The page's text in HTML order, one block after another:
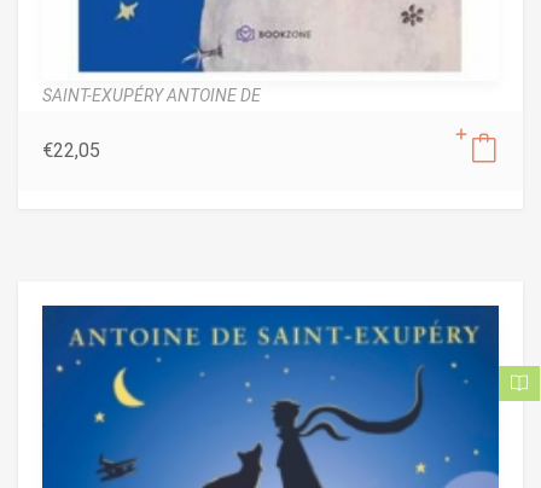
SAINT-EXUPÉRY ANTOINE DE
€22,05